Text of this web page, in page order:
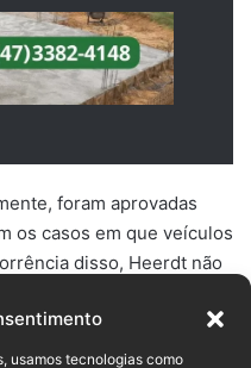
usamos tecnologias como
foram aprovadas
os casos em que veículos
disso, Heerdt não
um efetivo maior,